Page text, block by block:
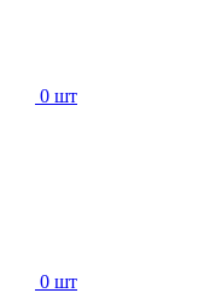
0 шт
0 шт